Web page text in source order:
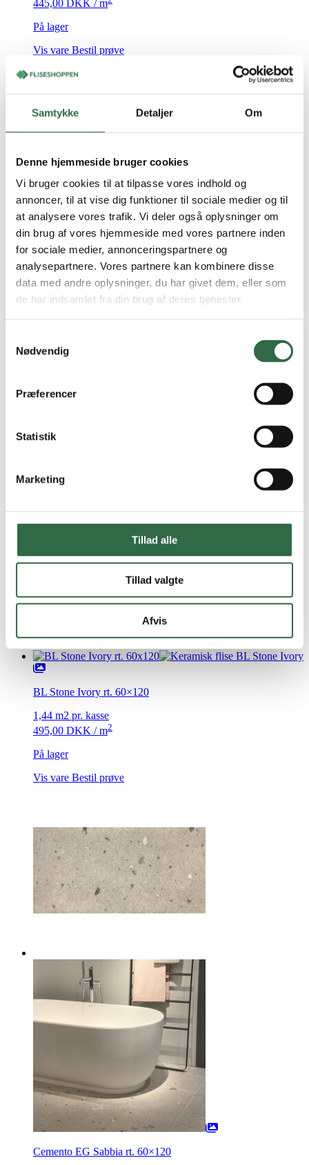
Samtykke Detaljer Om
Denne hjemmeside bruger cookies
Vi bruger cookies til at tilpasse vores indhold og
annoncer, til at vise dig funktioner til sociale medier og til
at analysere vores trafik. Vi deler også oplysninger om
din brug af vores hjemmeside med vores partnere inden
for sociale medier, annonceringspartnere og
analysepartnere. Vores partnere kan kombinere disse
data med andre oplysninger, du har givet dem, eller som
de har indsamlet fra din brug af deres tjenester.
Nødvendig
Præferencer
Statistik
Marketing
Tillad alle
Tillad valgte
Afvis
445,00 DKK / m
På lager
Vis vare Bestil prøve
På lager
Vis vareBestil prøve
Contempo Ecru rt. 60×120
525,00DKK/ m
BL Stone Ivory rt. 60×120
1,44 m2 pr. kasse
495,00 DKK / m2
På lager
Vis vare Bestil prøve
Cemento EG Sabbia rt. 60×120